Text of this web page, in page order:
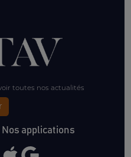
toutes nos actualités
Nos applications